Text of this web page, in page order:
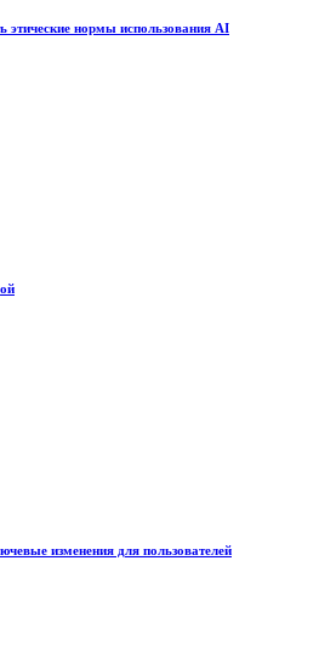
этические нормы использования AI
изменения для пользователей